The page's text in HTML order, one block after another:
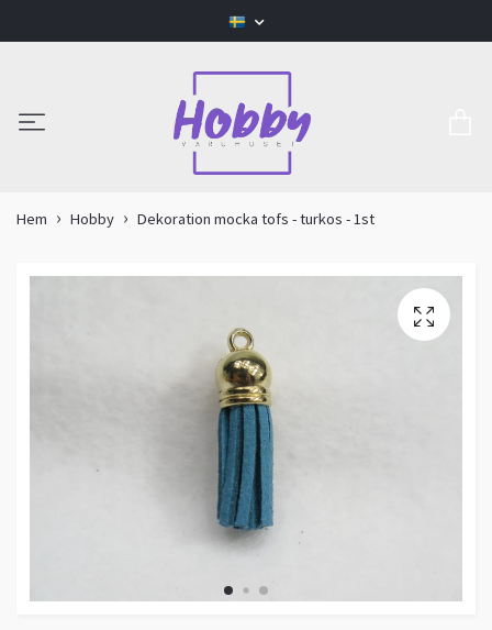
Hem Hobby Dekoration mocka tofs - turkos - 1st